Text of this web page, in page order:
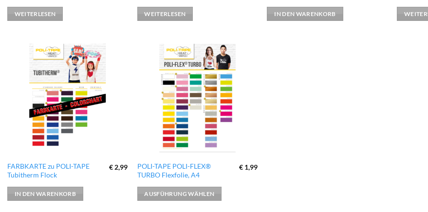
WEITERLESEN WEITERLESEN IN DEN WARENKORB
Wunschliste
hinzufügen
FARBKARTE zu POLI-TAPE
Tubitherm Flock
€2,99
IN DEN WARENKORB
zur
Wunschliste
hinzufügen
POLI-TAPE POLI-FLEX®
TURBO Flexfolie, A4
€1,99
AUSFÜHRUNG WÄHLEN
Dieses
Produkt
weist
mehrere